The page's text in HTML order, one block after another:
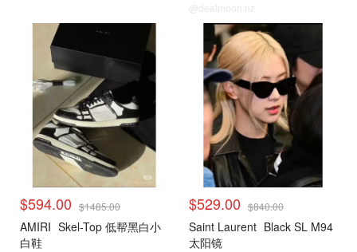
@dealmoon.nz
小编推荐
$594.00 $1485.00
AMIRI Skel-Top 低帮黑白小
白鞋
小编推荐
$529.00 $840.00
Saint Laurent Black SL M94
太阳镜